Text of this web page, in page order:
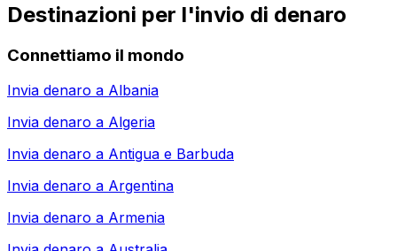
Destinazioni per l'invio di denaro
Connettiamo il mondo
Invia denaro a Albania
Invia denaro a Algeria
Invia denaro a Antigua e Barbuda
Invia denaro a Argentina
Invia denaro a Armenia